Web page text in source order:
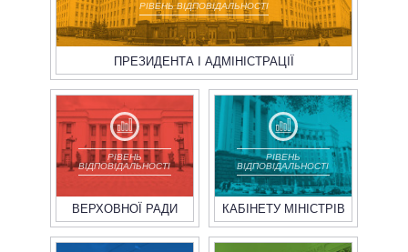
РІВЕНЬ ВІДПОВІДАЛЬНОСТІ
ПРЕЗИДЕНТА І АДМІНІСТРАЦІЇ
РІВЕНЬ
ВІДПОВІДАЛЬНОСТІ
ВЕРХОВНОЇ РАДИ
РІВЕНЬ
ВІДПОВІДАЛЬНОСТІ
КАБІНЕТУ МІНІСТРІВ